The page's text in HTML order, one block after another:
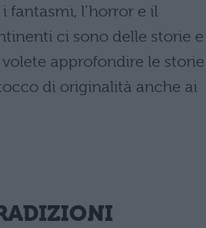
l’horror e il
ci sono delle storie e
volete approfondire le
di originalità anche ai